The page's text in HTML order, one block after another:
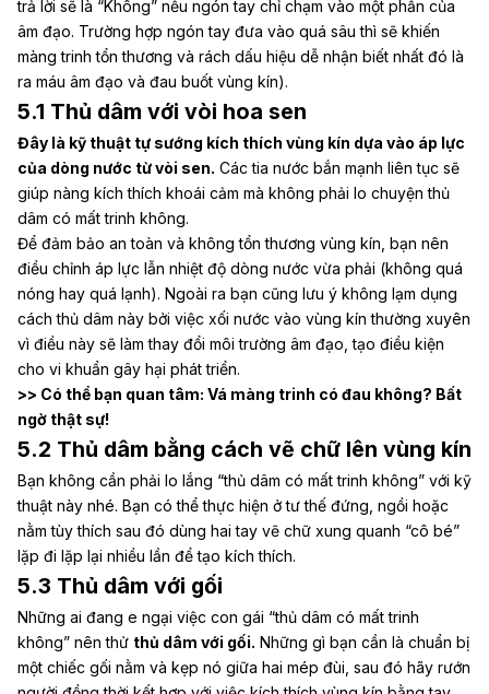
trả lời sẽ là “Không” nếu ngón tay chỉ chạm vào một phần của
âm đạo. Trường hợp ngón tay đưa vào quá sâu thì sẽ khiến
màng trinh tổn thương và rách dấu hiệu dễ nhận biết nhất đó là
ra máu âm đạo và đau buốt vùng kín).
5.1 Thủ dâm với vòi hoa sen
Đây là kỹ thuật tự sướng kích thích vùng kín dựa vào áp lực
của dòng nước từ vòi sen. Các tia nước bắn mạnh liên tục sẽ
giúp nàng kích thích khoái cảm mà không phải lo chuyện thủ
dâm có mất trinh không.
Để đảm bảo an toàn và không tổn thương vùng kín, bạn nên
điều chỉnh áp lực lẫn nhiệt độ dòng nước vừa phải (không quá
nóng hay quá lạnh). Ngoài ra bạn cũng lưu ý không lạm dụng
cách thủ dâm này bởi việc xối nước vào vùng kín thường xuyên
vì điều này sẽ làm thay đổi môi trường âm đạo, tạo điều kiện
cho vi khuẩn gây hại phát triển.
>> Có thể bạn quan tâm: Vá màng trinh có đau không? Bất
ngờ thật sự!
5.2 Thủ dâm bằng cách vẽ chữ lên vùng kín
Bạn không cần phải lo lắng “thủ dâm có mất trinh không” với kỹ
thuật này nhé. Bạn có thể thực hiện ở tư thế đứng, ngồi hoặc
nằm tùy thích sau đó dùng hai tay vẽ chữ xung quanh “cô bé”
lặp đi lặp lại nhiều lần để tạo kích thích.
5.3 Thủ dâm với gối
Những ai đang e ngại việc con gái “thủ dâm có mất trinh
không” nên thử thủ dâm với gối. Những gì bạn cần là chuẩn bị
một chiếc gối nằm và kẹp nó giữa hai mép đùi, sau đó hãy rướn